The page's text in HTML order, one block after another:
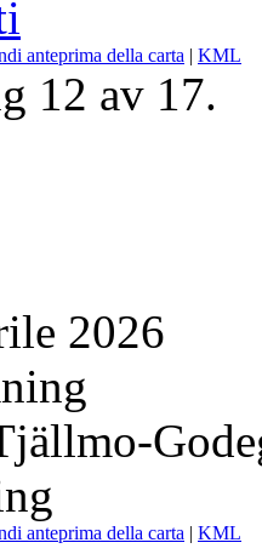
anteprima della carta | KML
12 av 17.
2026
anteprima della carta | KML